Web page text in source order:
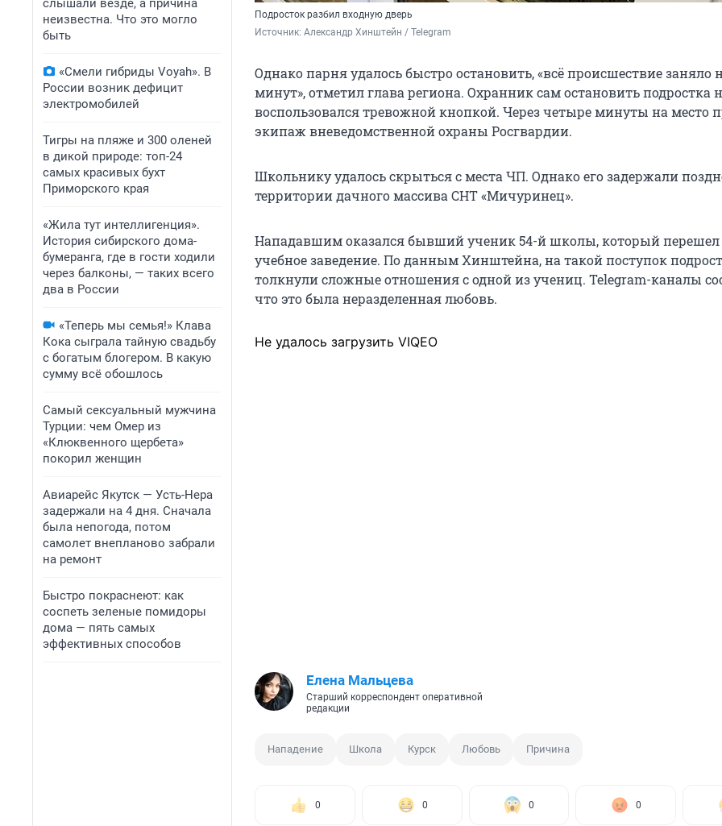
слышали везде, а причина
неизвестна. Что это могло
быть
«Смели гибриды Voyah». В
России возник дефицит
электромобилей
Тигры на пляже и 300 оленей
в дикой природе: топ-24
самых красивых бухт
Приморского края
«Жила тут интеллигенция».
История сибирского дома-
бумеранга, где в гости ходили
через балконы, — таких всего
два в России
«Теперь мы семья!» Клава
Кока сыграла тайную свадьбу
с богатым блогером. В какую
сумму всё обошлось
Самый сексуальный мужчина
Турции: чем Омер из
«Клюквенного щербета»
покорил женщин
Авиарейс Якутск — Усть-Нера
задержали на 4 дня. Сначала
была непогода, потом
самолет внепланово забрали
на ремонт
Быстро покраснеют: как
соспеть зеленые помидоры
дома — пять самых
эффективных способов
Подросток разбил входную дверь
Источник: Александр Хинштейн / Telegram
Однако парня удалось быстро остановить, «всё происшествие заняло
минут», отметил глава региона. Охранник сам остановить подростка
воспользовался тревожной кнопкой. Через четыре минуты на место
экипаж вневедомственной охраны Росгвардии.
Школьнику удалось скрыться с места ЧП. Однако его задержали
территории дачного массива СНТ «Мичуринец».
Нападавшим оказался бывший ученик 54-й школы, который перешел
учебное заведение. По данным Хинштейна, на такой поступок
толкнули сложные отношения с одной из учениц. Telegram-каналы
что это была неразделенная любовь.
Не удалось загрузить VIQEO
Елена Мальцева
Старший корреспондент оперативной
редакции
Нападение Школа Курск Любовь Причина
0 0 0 0